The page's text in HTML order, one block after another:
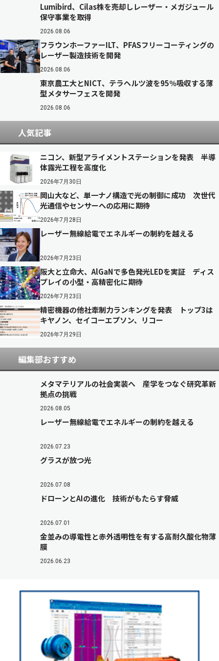
Lumibird、Cilas株を売却しレーザー・メガジュール
保守事業を取得
2026.08.06
フラウンホーファーILT、PFASフリーコーティングの
レーザー製造技術を開発
2026.08.06
東京農工大とNICT、テラヘルツ波を95％吸収する薄
型メタサーフェスを開発
2026.08.06
人気記事
ニコン、新型アライメントステーションを発表 半導
体露光工程を高度化
2026年7月30日
岡山大など、単一ナノ構造で光の制御に成功 次世代
光通信やセンサーへの応用に期待
2026年7月28日
レーザー無線給電でエネルギーの制約を越える
2026年7月23日
阪大と立命大、AlGaNで多色発光LEDを実証 ディス
プレイの小型・高精密化に期待
2026年7月23日
精密機器の他社牽制力ランキングを発表 トップ3は
キヤノン、セイコーエプソン、リコー
2026年7月29日
編集部おすすめ
メタマテリアルの社会実装へ 産学をつなぐ研究革新
拠点の挑戦
2026.08.05
レーザー無線給電でエネルギーの制約を越える
2026.07.23
グラスが放つ光
2026.07.08
ドローンとAIの進化 技術がもたらす脅威
2026.07.01
金並みの導電性と赤外透明性を有する高耐久酸化物薄
膜
2026.06.23